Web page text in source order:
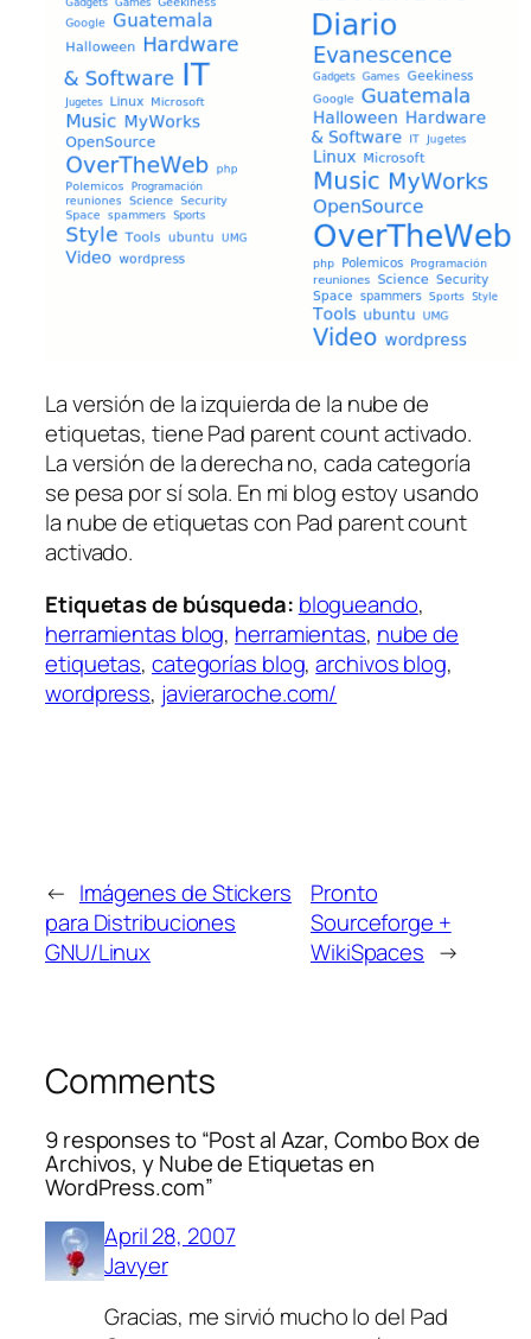
La versión de la izquierda de la nube de
etiquetas, tienePad parent countactivado.
La versión de la derecha no, cada categoría
se pesa por sí sola. En mi blog estoy usando
la nube de etiquetas con Pad parent count
activado.
Etiquetas de búsqueda: blogueando,
herramientas blog, herramientas, nube de
etiquetas, categorías blog,archivos blog,
wordpress, javieraroche.com/
← Imágenes de Stickers
para Distribuciones
GNU/Linux
Pronto
Sourceforge +
WikiSpaces →
Comments
9 responses to “Post al Azar, Combo Box de
Archivos, y Nube de Etiquetas en
WordPress.com”
April 28, 2007
Javyer
Gracias, me sirvió mucho lo del Pad